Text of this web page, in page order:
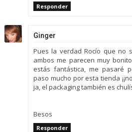
Responder
Ginger
Pues la verdad Rocío que no
ambos me parecen muy
estás fantástica, me pasaré
paso mucho por esta tienda
ja, el packaging también es
Besos
Responder